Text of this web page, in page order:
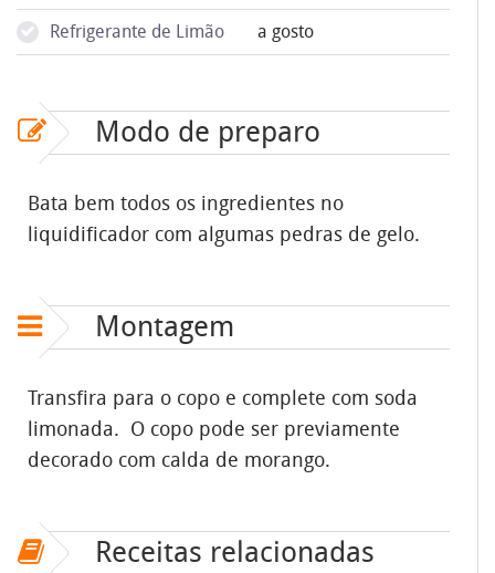
Refrigerante de Limão a gosto
Modo de preparo
Bata bem todos os ingredientes no
liquidificador com algumas pedras de gelo.
Montagem
Transfira para o copo e complete com soda
limonada. O copo pode ser previamente
decorado com calda de morango.
Receitas relacionadas